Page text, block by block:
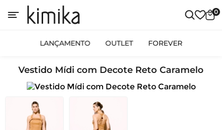
0
LANÇAMENTO OUTLET FOREVER
Vestido Mídi com Decote Reto Caramelo